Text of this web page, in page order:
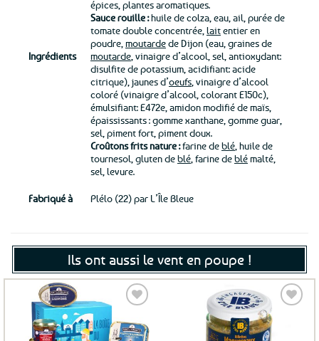
Ingrédients
épices, plantes aromatiques.
Sauce rouille :huile de colza, eau, ail, purée de
tomate double concentrée, laitentier en
poudre, moutardede Dijon (eau, graines de
moutarde , vinaigre d’alcool, sel, antioxydant:
disulfite de potassium, acidifiant: acide
citrique), jaunes d’oeufs , vinaigre d’alcool
coloré (vinaigre d’alcool, colorant E150c),
émulsifiant: E472e, amidon modifié de maïs,
épaississants : gomme xanthane, gomme guar,
sel, piment fort, piment doux.
Croûtons frits nature :farine deblé , huile de
tournesol, gluten deblé , farine deblémalté,
sel, levure.
Fabriqué à Plélo (22) par L’Île Bleue
Ils ont aussi le vent en poupe !
Ajouter